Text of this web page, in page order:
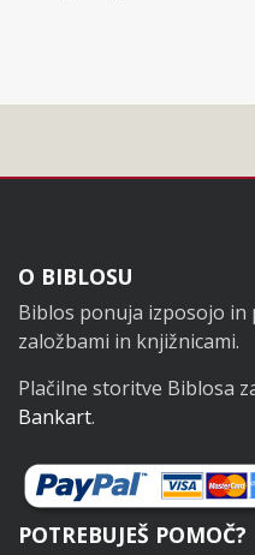
Noga
O BIBLOSU
Biblos ponuja izposojo in
založbami in knjižnicami.
Plačilne storitve Biblosa
Bankart.
POTREBUJEŠ POMOČ?